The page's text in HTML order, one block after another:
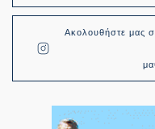
Ακολουθήστε μας